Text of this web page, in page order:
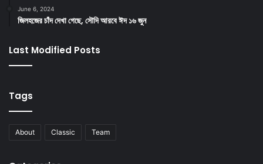
June 6, 2024
জিলহজের চাঁদ দেখা গেছে, সৌদি আরবে ঈদ ১৬ জুন
Last Modified Posts
Tags
About Classic Team